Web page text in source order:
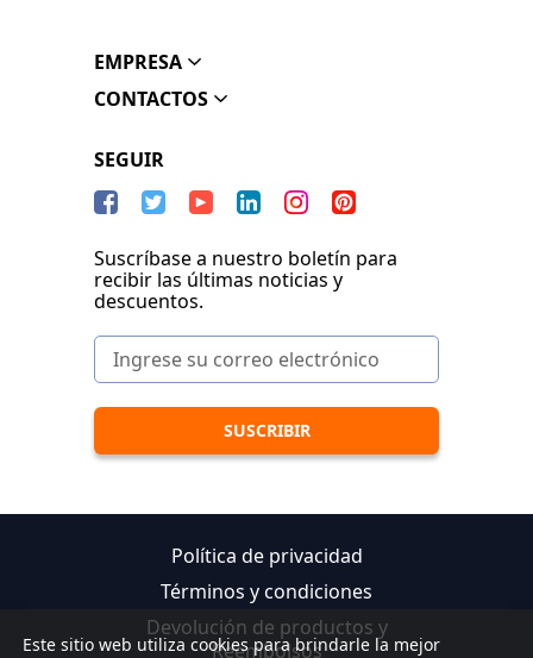
Este sitio web utiliza cookies para brindarle la mejor
EMPRESA
CONTACTOS
SEGUIR
Suscríbase a nuestro boletín para
recibir las últimas noticias y
descuentos.
Política de privacidad
Términos y condiciones
Devolución de productos y
Reembolsos